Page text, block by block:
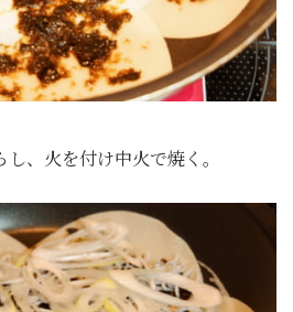
、火を付け中火で焼く。